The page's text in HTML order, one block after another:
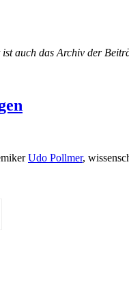
auch das Archiv der
Udo Pollmer,